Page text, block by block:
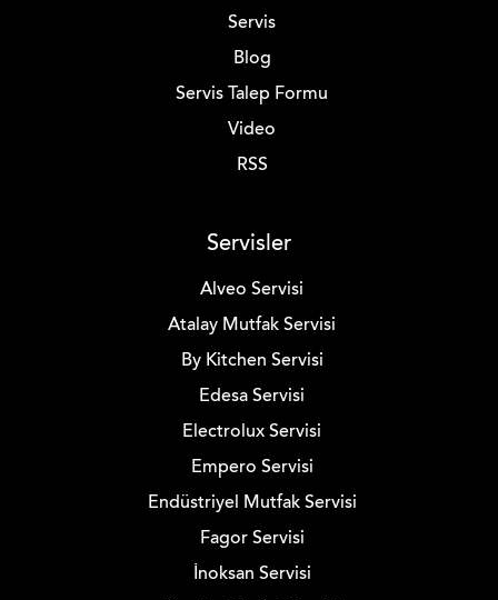
Servis
Blog
Servis Talep Formu
Video
RSS
Servisler
Alveo Servisi
Atalay Mutfak Servisi
By Kitchen Servisi
Edesa Servisi
Electrolux Servisi
Empero Servisi
Endüstriyel Mutfak Servisi
Fagor Servisi
İnoksan Servisi